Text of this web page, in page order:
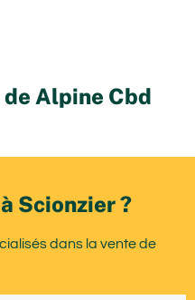
Alpine Cbd
Scionzier ?
dans la vente de